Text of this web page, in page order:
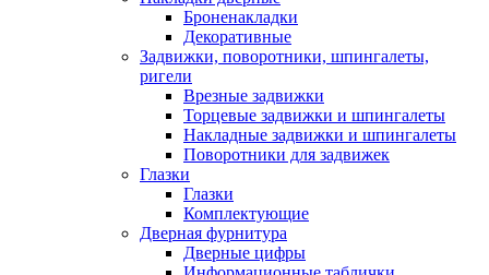
Броненакладки
Декоративные
Задвижки, поворотники, шпингалеты,
ригели
Врезные задвижки
Торцевые задвижки и шпингалеты
Накладные задвижки и шпингалеты
Поворотники для задвижек
Глазки
Глазки
Комплектующие
Дверная фурнитура
Дверные цифры